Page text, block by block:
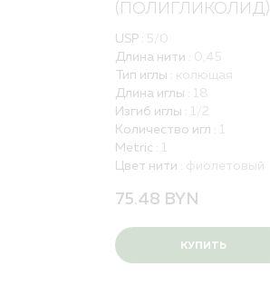
(ПОЛИГЛИКОЛИД)
USP : 5/0
Длина нити : 0,45
Тип иглы : колющая
Длина иглы : 18
Изгиб иглы : 1/2
Количество игл : 1
Metric : 1
Цвет нити : фиолетовый
75.48 BYN
КУПИТЬ